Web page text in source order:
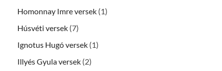
Homonnay Imre versek (1)
Húsvéti versek (7)
Ignotus Hugó versek (1)
Illyés Gyula versek (2)